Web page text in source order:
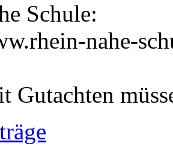
Schule:
nahe-
Gutachten